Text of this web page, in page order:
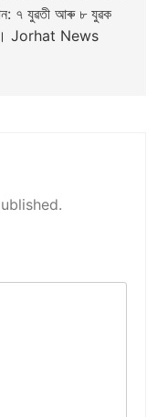
৭ যুৱতী আৰু ৮ যুৱক
Jorhat News